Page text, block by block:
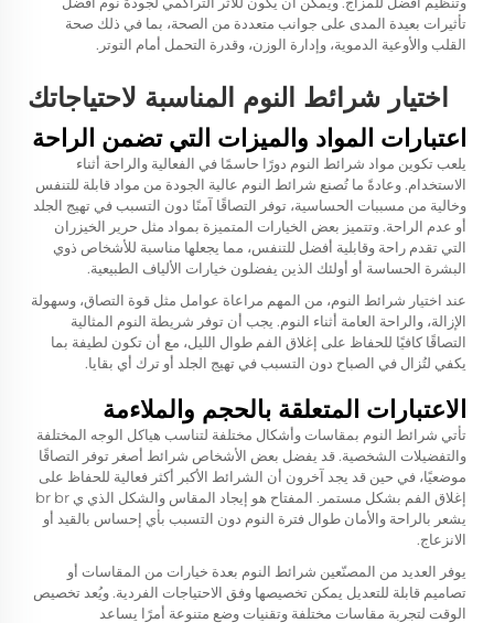
تأثيرات بعيدة المدى على جوانب متعددة من الصحة، بما في ذلك صحة
القلب والأوعية الدموية، وإدارة الوزن، وقدرة التحمل أمام التوتر.
اختيار شرائط النوم المناسبة لاحتياجاتك
اعتبارات المواد والميزات التي تضمن الراحة
يلعب تكوين مواد شرائط النوم دورًا حاسمًا في الفعالية والراحة أثناء
الاستخدام. وعادةً ما تُصنع شرائط النوم عالية الجودة من مواد قابلة للتنفس
وخالية من مسببات الحساسية، توفر التصاقًا آمنًا دون التسبب في تهيج الجلد
أو عدم الراحة. وتتميز بعض الخيارات المتميزة بمواد مثل حرير الخيزران
التي تقدم راحة وقابلية أفضل للتنفس، مما يجعلها مناسبة للأشخاص ذوي
البشرة الحساسة أو أولئك الذين يفضلون خيارات الألياف الطبيعية.
عند اختيار شرائط النوم، من المهم مراعاة عوامل مثل قوة التصاق، وسهولة
الإزالة، والراحة العامة أثناء النوم. يجب أن توفر شريطة النوم المثالية
التصاقًا كافيًا للحفاظ على إغلاق الفم طوال الليل، مع أن تكون لطيفة بما
يكفي لتُزال في الصباح دون التسبب في تهيج الجلد أو ترك أي بقايا.
الاعتبارات المتعلقة بالحجم والملاءمة
تأتي شرائط النوم بمقاسات وأشكال مختلفة لتناسب هياكل الوجه المختلفة
والتفضيلات الشخصية. قد يفضل بعض الأشخاص شرائط أصغر توفر التصاقًا
موضعيًا، في حين قد يجد آخرون أن الشرائط الأكبر أكثر فعالية للحفاظ على
إغلاق الفم بشكل مستمر. المفتاح هو إيجاد المقاس والشكل الذي ي br br
يشعر بالراحة والأمان طوال فترة النوم دون التسبب بأي إحساس بالقيد أو
الانزعاج.
يوفر العديد من المصنّعين شرائط النوم بعدة خيارات من المقاسات أو
تصاميم قابلة للتعديل يمكن تخصيصها وفق الاحتياجات الفردية. ويُعد تخصيص
الوقت لتجربة مقاسات مختلفة وتقنيات وضع متنوعة أمرًا يساعد